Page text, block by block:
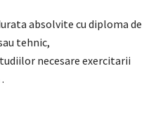
absolvite cu diploma de
tehnic,
necesare exercitarii